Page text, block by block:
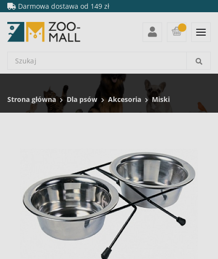
Darmowa dostawa od 149 zł
Strona główna Dla psów Akcesoria Miski